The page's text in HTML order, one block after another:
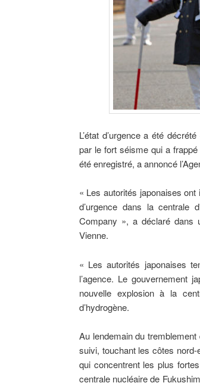
L’état d’urgence a été
par le fort séisme qui a
été enregistré, a annoncé
« Les autorités japonaises ont
d’urgence dans la centrale
Company », a déclaré dans
Vienne.
« Les autorités japonaises
l’agence. Le gouvernement
nouvelle explosion à la
d’hydrogène.
Au lendemain du
suivi, touchant les côtes
qui concentrent les plus
centrale nucléaire de